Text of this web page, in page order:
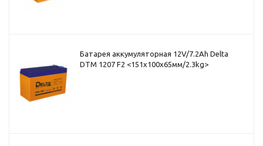
Батарея аккумуляторная 12V/7.2Ah Delta
DTM 1207 F2 <151x100x65мм/2.3kg>